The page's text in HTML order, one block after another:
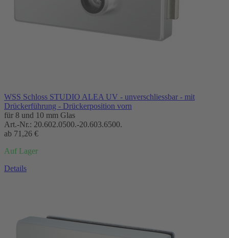
WSS Schloss STUDIO ALEA UV - unverschliessbar - mit
Drückerführung - Drückerposition vorn
für 8 und 10 mm Glas
Art.-Nr.: 20.602.0500.-20.603.6500.
ab 71,26 €
Auf Lager
Details